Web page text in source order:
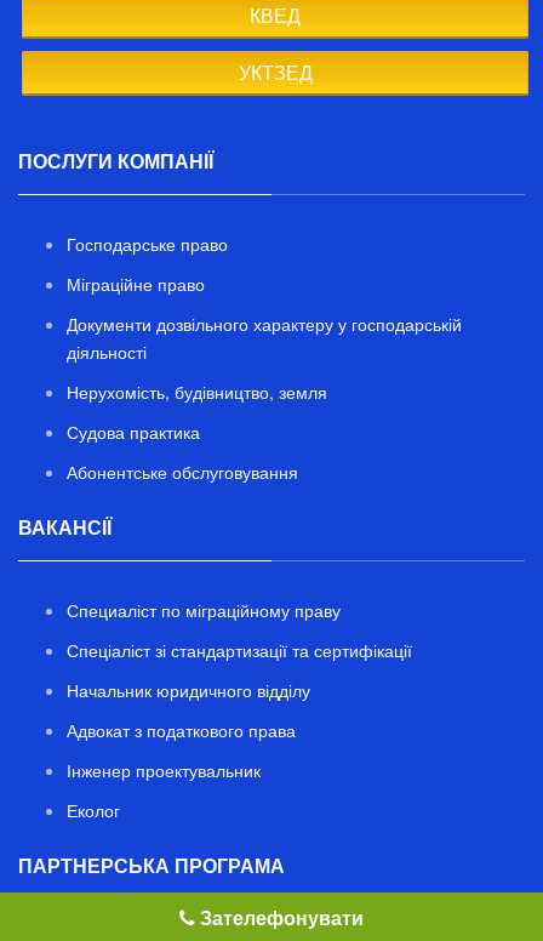
КВЕД
УКТЗЕД
ПОСЛУГИ КОМПАНІЇ
Господарське право
Міграційне право
Документи дозвільного характеру у господарській
діяльності
Нерухомість, будівництво, земля
Судова практика
Абонентське обслуговування
ВАКАНСІЇ
Специаліст по міграційному праву
Спеціаліст зі стандартизації та сертифікації
Начальник юридичного відділу
Адвокат з податкового права
Інженер проектувальник
Еколог
ПАРТНЕРСЬКА ПРОГРАМА
Зателефонувати